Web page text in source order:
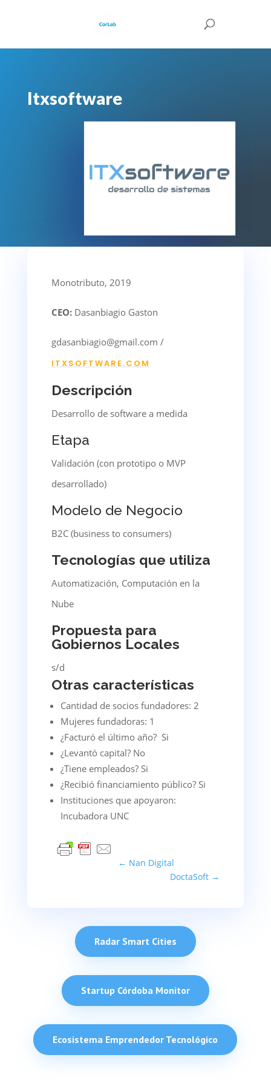
Itxsoftware
Monotributo, 2019
CEO:Dasanbiagio Gaston
gdasanbiagio@gmail.com /
ITXSOFTWARE.COM
Descripción
Desarrollo de software a medida
Etapa
Validación (con prototipo o MVP
desarrollado)
Modelo de Negocio
B2C (business to consumers)
Tecnologías que utiliza
Automatización, Computación en la
Nube
Propuesta para
Gobiernos Locales
s/d
Otras características
Cantidad de socios fundadores: 2
Mujeres fundadoras: 1
¿Facturó el último año? Si
¿Levantó capital? No
¿Tiene empleados? Si
¿Recibió financiamiento público? Si
Instituciones que apoyaron:
Incubadora UNC
← Nan Digital
DoctaSoft →
Radar Smart Cities
Startup Córdoba Monitor
Ecosistema Emprendedor Tecnológico